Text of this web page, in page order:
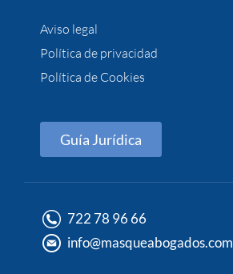
Aviso legal
Política de privacidad
Política de Cookies
Guía Jurídica
722 78 96 66
info@masqueabogados.com